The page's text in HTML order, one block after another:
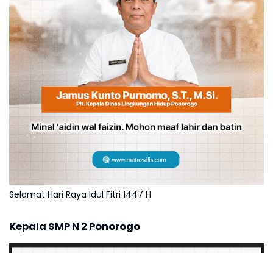
Selamat Hari Raya Idul Fitri 1447 H
Kepala SMP N 2 Ponorogo